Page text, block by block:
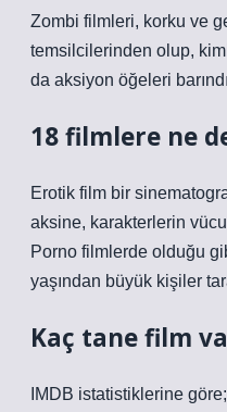
Zombi filmleri, korku ve
temsilcilerinden olup,
da aksiyon öğeleri
18 filmlere ne
Erotik film bir
aksine, karakterlerin
Porno filmlerde olduğu
yaşından büyük kişiler
Kaç tane film
IMDB istatistiklerine